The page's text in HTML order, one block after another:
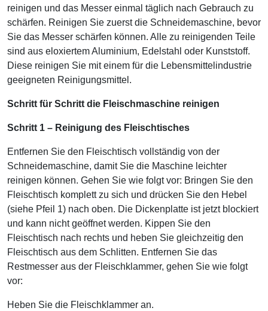
reinigen und das Messer einmal täglich nach Gebrauch zu
schärfen. Reinigen Sie zuerst die Schneidemaschine, bevor
Sie das Messer schärfen können. Alle zu reinigenden Teile
sind aus eloxiertem Aluminium, Edelstahl oder Kunststoff.
Diese reinigen Sie mit einem für die Lebensmittelindustrie
geeigneten Reinigungsmittel.
Schritt für Schritt die Fleischmaschine reinigen
Schritt 1 – Reinigung des Fleischtisches
Entfernen Sie den Fleischtisch vollständig von der
Schneidemaschine, damit Sie die Maschine leichter
reinigen können. Gehen Sie wie folgt vor: Bringen Sie den
Fleischtisch komplett zu sich und drücken Sie den Hebel
(siehe Pfeil 1) nach oben. Die Dickenplatte ist jetzt blockiert
und kann nicht geöffnet werden. Kippen Sie den
Fleischtisch nach rechts und heben Sie gleichzeitig den
Fleischtisch aus dem Schlitten. Entfernen Sie das
Restmesser aus der Fleischklammer, gehen Sie wie folgt
vor:
Heben Sie die Fleischklammer an.